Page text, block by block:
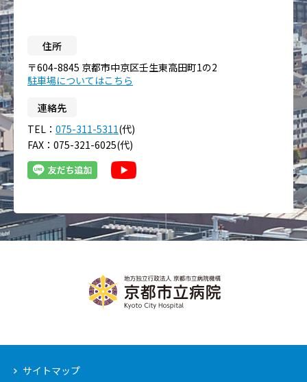
住所
〒604-8845 京都市中京区壬生東高田町1の2
駐車場についてはこちら
連絡先
TEL： 075-311-5311(代)
FAX：075-321-6025(代)
サイトマップ